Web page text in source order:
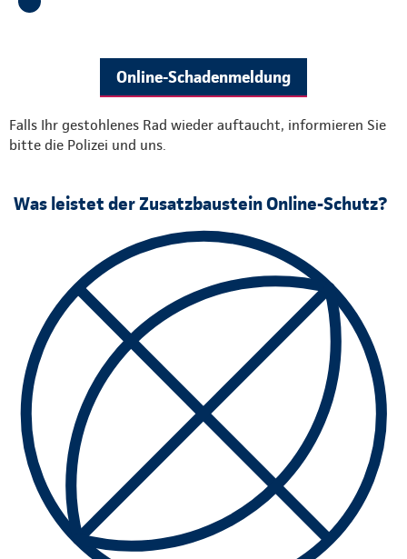
Online-Schadenmeldung
Falls Ihr gestohlenes Rad wieder auftaucht, informieren Sie
bitte die Polizei und uns.
Was leistet der Zusatzbaustein Online-Schutz?